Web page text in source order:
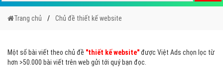
Trang chủ Chủ đề thiết kế website
Một số bài viết theo chủ đề "thiết kế website"được Việt Ads chọn lọc từ
hơn >50.000 bài viết trên web gửi tới quý bạn đọc.